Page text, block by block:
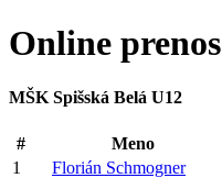
Online prenos
MŠK Spišská Belá U12
#
Meno
1
Florián Schmogner